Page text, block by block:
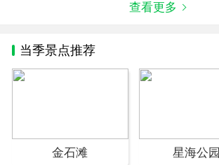
查看更多
当季景点推荐
金石滩 星海公园